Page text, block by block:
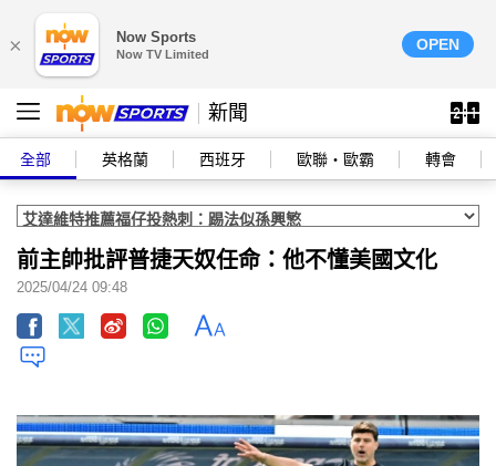
× Now Sports
Now TV Limited
OPEN
新聞
全部 英格蘭 西班牙 歐聯‧歐霸 轉會
前主帥批評普捷天奴任命：他不懂美國文化
2025/04/24 09:48